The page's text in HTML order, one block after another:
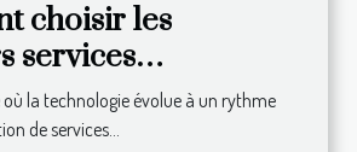
choisir les
services
pour votre
la technologie évolue à un rythme
de services...